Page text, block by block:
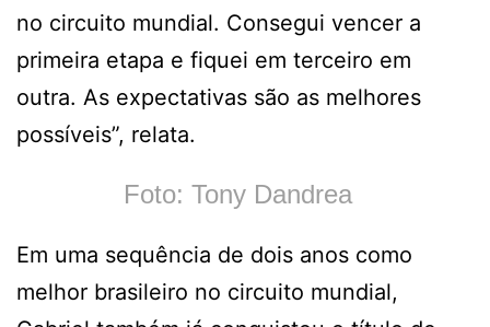
no circuito mundial. Consegui vencer a
primeira etapa e fiquei em terceiro em
outra. As expectativas são as melhores
possíveis”, relata.
Foto: Tony Dandrea
Em uma sequência de dois anos como
melhor brasileiro no circuito mundial,